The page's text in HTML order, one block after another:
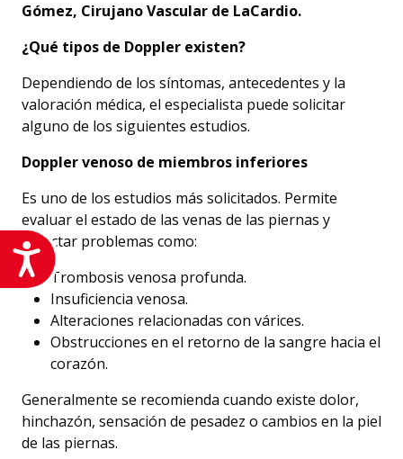
Accesibilidad
Gómez, Cirujano Vascular de LaCardio.
¿Qué tipos de Doppler existen?
Dependiendo de los síntomas, antecedentes y la
valoración médica, el especialista puede solicitar
alguno de los siguientes estudios.
Doppler venoso de miembros inferiores
Es uno de los estudios más solicitados. Permite
evaluar el estado de las venas de las piernas y
detectar problemas como:
Trombosis venosa profunda.
Insuficiencia venosa.
Alteraciones relacionadas con várices.
Obstrucciones en el retorno de la sangre hacia el
corazón.
Generalmente se recomienda cuando existe dolor,
hinchazón, sensación de pesadez o cambios en la piel
de las piernas.